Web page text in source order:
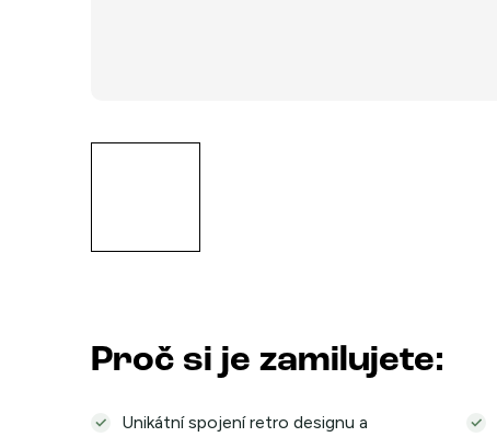
Proč si je zamilujete:
Unikátní spojení retro designu a